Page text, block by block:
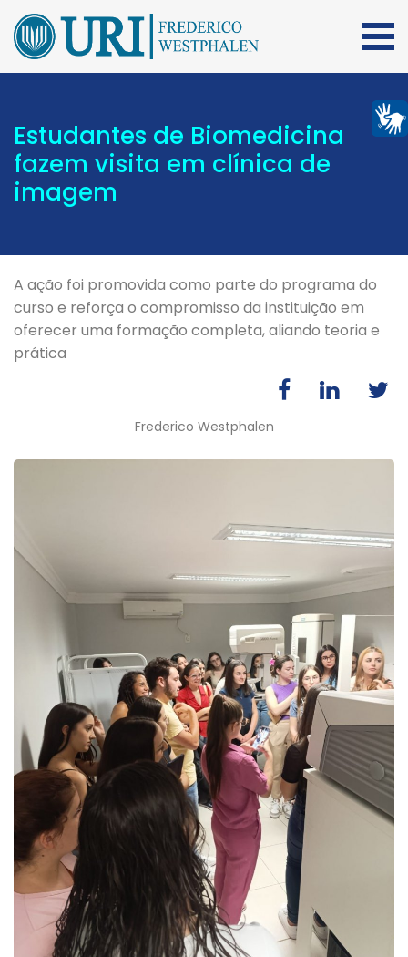
Estudantes de Biomedicina
fazem visita em clínica de
imagem
A ação foi promovida como parte do programa do
curso e reforça o compromisso da instituição em
oferecer uma formação completa, aliando teoria e
prática
Frederico Westphalen